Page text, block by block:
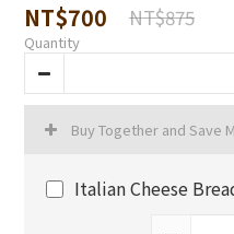
NT$700 NT$875
Quantity
Buy Together and Save
Italian Cheese